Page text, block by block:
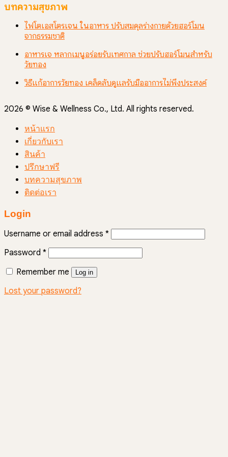
บทความสุขภาพ
ไฟโตเอสโตรเจน ในอาหาร ปรับสมดุลร่างกายด้วยฮอร์โมน
จากธรรมชาติ
อาหารเจ หลากเมนูอร่อยรับเทศกาล ช่วยปรับฮอร์โมนสำหรับ
วัยทอง
วิธีแก้อาการวัยทอง เคล็ดลับดูแลรับมืออาการไม่พึงประสงค์
2026 © Wise & Wellness Co., Ltd. All rights reserved.
หน้าแรก
เกี่ยวกับเรา
สินค้า
ปรึกษาฟรี
บทความสุขภาพ
ติดต่อเรา
Login
Username or email address *
Password *
Remember me
Log in
Lost your password?